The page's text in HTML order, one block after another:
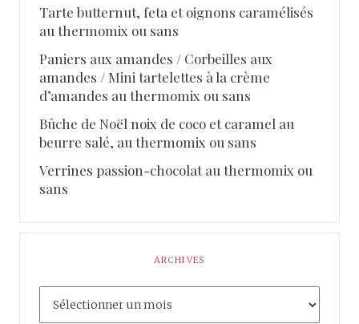
Tarte butternut, feta et oignons caramélisés
au thermomix ou sans
Paniers aux amandes / Corbeilles aux
amandes / Mini tartelettes à la crème
d’amandes au thermomix ou sans
Bûche de Noël noix de coco et caramel au
beurre salé, au thermomix ou sans
Verrines passion-chocolat au thermomix ou
sans
ARCHIVES